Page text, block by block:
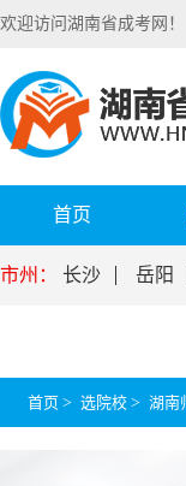
欢迎访问湖南省成考网！
首页
市州： 长沙 岳阳
首页 > 选院校 > 湖南